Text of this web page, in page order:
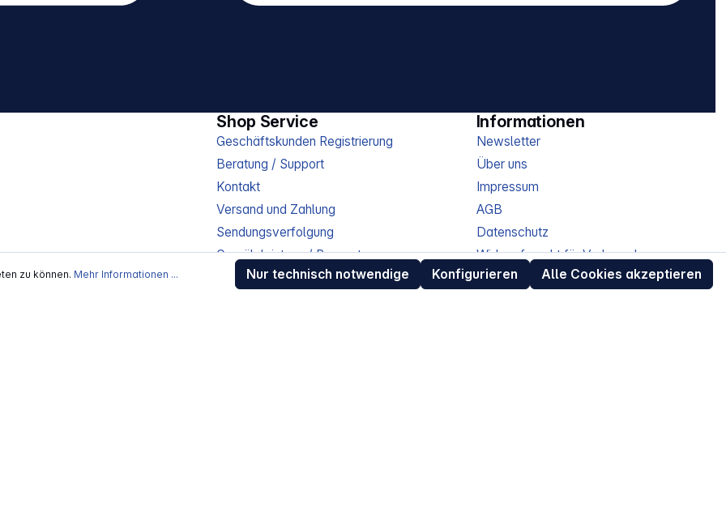
Shop Service
Geschäftskunden Registrierung
Beratung / Support
Kontakt
Versand und Zahlung
Sendungsverfolgung
Gewährleistung / Reparatur
Erklärung zur Barrierefreiheit
Informationen
Newsletter
Über uns
Impressum
AGB
Datenschutz
Widerrufsrecht für Verbraucher
Retouren (RMA) für Business-Kunden
zu können. Mehr Informationen ... Nur technisch notwendige Konfigurieren Alle Cookies akzeptieren